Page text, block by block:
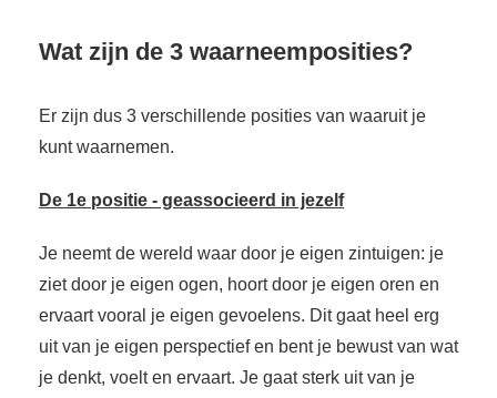
Wat zijn de 3 waarneemposities?
Er zijn dus 3 verschillende posities van waaruit je
kunt waarnemen.
De 1e positie - geassocieerd in jezelf
Je neemt de wereld waar door je eigen zintuigen: je
ziet door je eigen ogen, hoort door je eigen oren en
ervaart vooral je eigen gevoelens. Dit gaat heel erg
uit van je eigen perspectief en bent je bewust van wat
je denkt, voelt en ervaart. Je gaat sterk uit van je